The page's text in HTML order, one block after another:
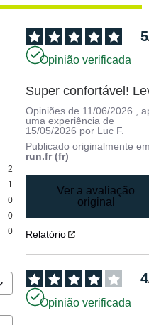
2
1
0
0
0
5
Opinião verificada
Super confortável!
Opiniões de 11/06/2026
,
uma experiência de
15/05/2026 por Luc F.
Publicado originalmente
run.fr (fr)
Ver a avaliação
original
Relatório
4
Opinião verificada